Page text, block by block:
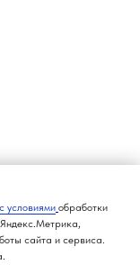
условиями обработки
сайта и сервиса.